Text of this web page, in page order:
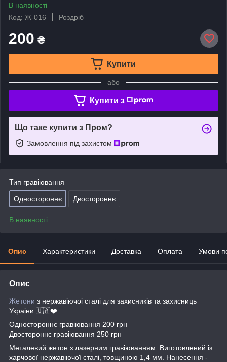
В наявності
Код: Ж-016
Роздріб
200 ₴
Купити
або
Купити з
Що таке купити з Пром?
Замовлення під захистом
Тип гравіювання
Одностороннє Двостороннє
В наявності
Опис Характеристики Доставка Оплата Умови
Опис
Жетони з нержавіючоі сталі для захисників та захисниць
Украіни 🇺🇦❤️
Одностороннє гравіювання 200 грн
Двостороннє гравіювання 250 грн
Металевий жетон з лазерним гравіюванням. Виготовлений із
харчової нержавіючої сталі, товщиною 1,4 мм. Нанесення -